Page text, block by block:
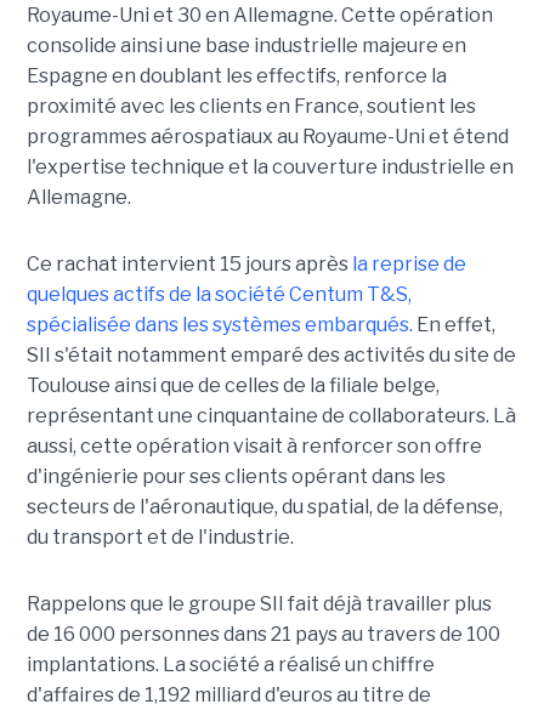
Royaume-Uni et 30 en Allemagne. Cette opération
consolide ainsi une base industrielle majeure en
Espagne en doublant les effectifs, renforce la
proximité avec les clients en France, soutient les
programmes aérospatiaux au Royaume-Uni et étend
l'expertise technique et la couverture industrielle en
Allemagne.
Ce rachat intervient 15 jours après la reprise de
quelques actifs de la société Centum T&S,
spécialisée dans les systèmes embarqués. En effet,
SII s'était notamment emparé des activités du site de
Toulouse ainsi que de celles de la filiale belge,
représentant une cinquantaine de collaborateurs. Là
aussi, cette opération visait à renforcer son offre
d'ingénierie pour ses clients opérant dans les
secteurs de l'aéronautique, du spatial, de la défense,
du transport et de l'industrie.
Rappelons que le groupe SII fait déjà travailler plus
de 16 000 personnes dans 21 pays au travers de 100
implantations. La société a réalisé un chiffre
d'affaires de 1,192 milliard d'euros au titre de